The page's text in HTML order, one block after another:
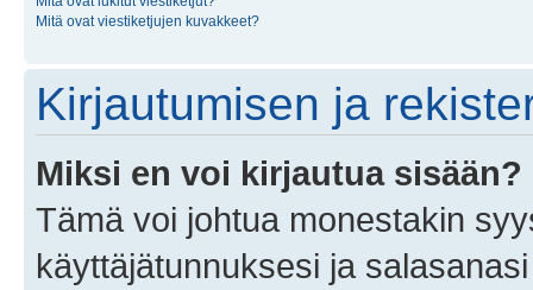
Mitä ovat viestiketjujen kuvakkeet?
Kirjautumisen ja
Miksi en voi kirjautua sisään?
Tämä voi johtua monestakin
käyttäjätunnuksesi ja